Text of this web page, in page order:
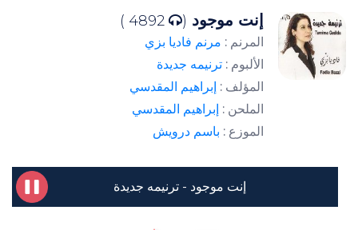
إنت موجود (
المرنم : مرنم فاديا بزي
الألبوم : ترنيمه جديدة
المؤلف : إبراهيم المقدسي
الملحن : إبراهيم المقدسي
الموزع : باسم درويش
إنت موجود - ترنيمه جديدة